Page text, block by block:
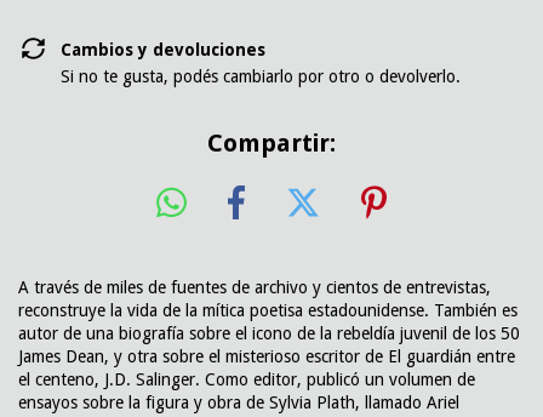
Cambios y devoluciones
Si no te gusta, podés cambiarlo por otro o devolverlo.
Compartir:
A través de miles de fuentes de archivo y cientos de entrevistas,
reconstruye la vida de la mítica poetisa estadounidense. También es
autor de una biografía sobre el icono de la rebeldía juvenil de los 50
James Dean, y otra sobre el misterioso escritor de El guardián entre
el centeno, J.D. Salinger. Como editor, publicó un volumen de
ensayos sobre la figura y obra de Sylvia Plath, llamado Ariel